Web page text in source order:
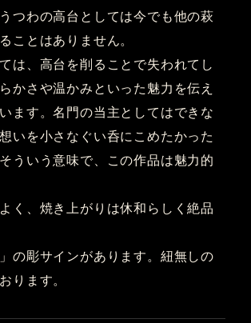
つわの高台としては今でも他の萩
ことはありません。
は、高台を削ることで失われてし
かさや温かみといった魅力を伝え
ます。名門の当主としてはできな
いを小さなぐい呑にこめたかった
ういう意味で、この作品は魅力的
く、焼き上がりは休和らしく絶品
の彫サインがあります。紐無しの
ります。